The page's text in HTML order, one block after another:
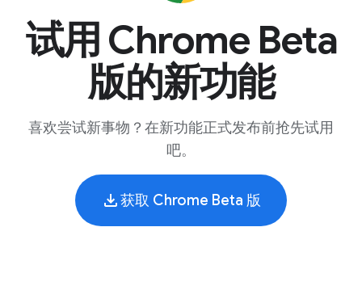
试用 Chrome Beta
版的新功能
喜欢尝试新事物？在新功能正式发布前抢先试用
吧。
获取 Chrome Beta 版